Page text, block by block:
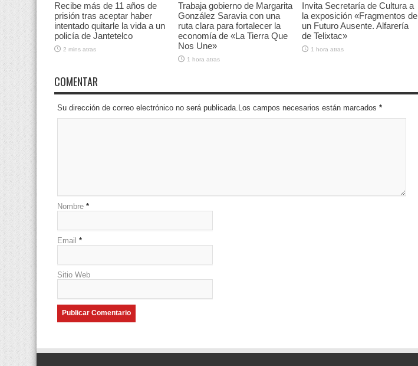
Recibe más de 11 años de
prisión tras aceptar haber
intentado quitarle la vida a un
policía de Jantetelco
2 mins atras
Trabaja gobierno de Margarita
González Saravia con una
ruta clara para fortalecer la
economía de «La Tierra Que
Nos Une»
1 hora atras
Invita Secretaría de Cultura a
la exposición «Fragmentos de
un Futuro Ausente. Alfarería
de Telixtac»
1 hora atras
COMENTAR
Su dirección de correo electrónico no será publicada.Los campos necesarios están marcados *
Nombre *
Email *
Sitio Web